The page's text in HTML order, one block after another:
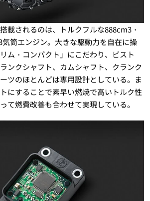
載されるのは、トルクフルな888cm3・
筒エンジン。大きな駆動力を自在に操
ム・コンパクト」にこだわり、ピスト
ンクシャフト、カムシャフト、クランク
ツのほとんどは専用設計としている。ま
にすることで素早い燃焼で高いトルク性
て燃費改善も合わせて実現している。